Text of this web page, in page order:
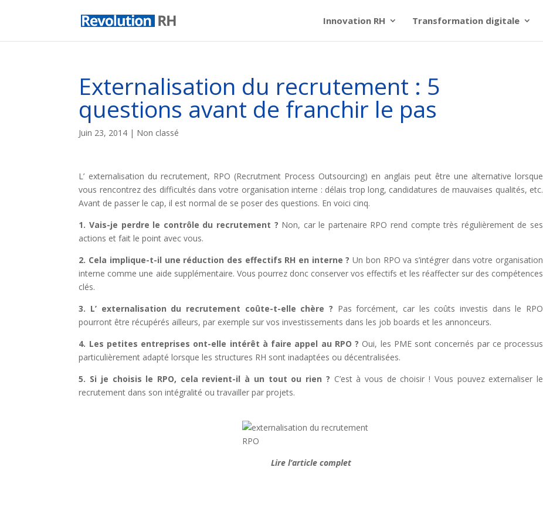
Innovation RH Transformation digitale
Externalisation du recrutement : 5
questions avant de franchir le pas
Juin 23, 2014 | Non classé
L’ externalisation du recrutement, RPO (Recrutment Process Outsourcing) en anglais peut être une alternative lorsque
vous rencontrez des difficultés dans votre organisation interne : délais trop long, candidatures de mauvaises qualités, etc.
Avant de passer le cap, il est normal de se poser des questions. En voici cinq.
1. Vais-je perdre le contrôle du recrutement ? Non, car le partenaire RPO rend compte très régulièrement de ses
actions et fait le point avec vous.
2. Cela implique-t-il une réduction des effectifs RH en interne ? Un bon RPO va s’intégrer dans votre organisation
interne comme une aide supplémentaire. Vous pourrez donc conserver vos effectifs et les réaffecter sur des compétences
clés.
3. L’ externalisation du recrutement coûte-t-elle chère ? Pas forcément, car les coûts investis dans le RPO
pourront être récupérés ailleurs, par exemple sur vos investissements dans les job boards et les annonceurs.
4. Les petites entreprises ont-elle intérêt à faire appel au RPO ? Oui, les PME sont concernés par ce processus
particulièrement adapté lorsque les structures RH sont inadaptées ou décentralisées.
5. Si je choisis le RPO, cela revient-il à un tout ou rien ? C’est à vous de choisir ! Vous pouvez externaliser le
recrutement dans son intégralité ou travailler par projets.
Lire l’article complet